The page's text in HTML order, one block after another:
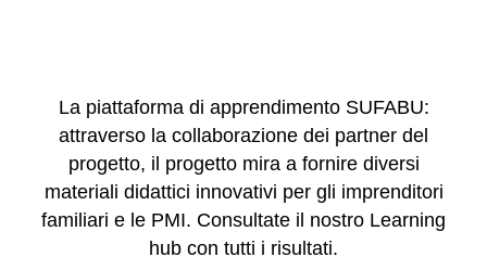
La piattaforma di apprendimento SUFABU:
attraverso la collaborazione dei partner del
progetto, il progetto mira a fornire diversi
materiali didattici innovativi per gli imprenditori
familiari e le PMI. Consultate il nostro Learning
hub con tutti i risultati.